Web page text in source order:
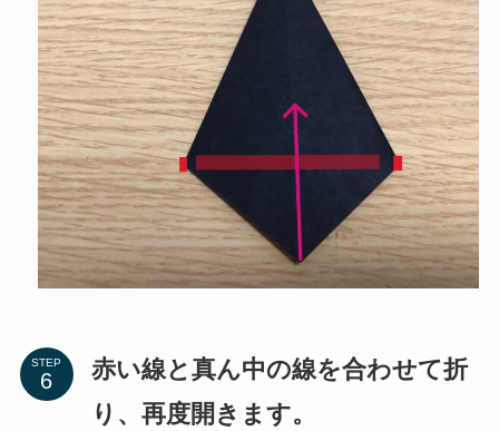
STEP
赤い線と真ん中の線を合わせて折
り、再度開きます。